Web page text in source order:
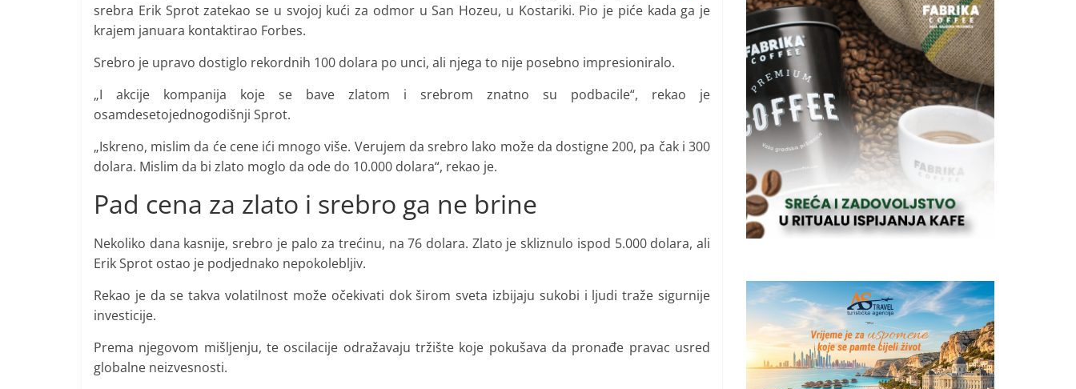
srebra Erik Sprot zatekao se u svojoj kući za odmor u San Hozeu, u Kostariki. Pio je piće kada ga je
krajem januara kontaktirao Forbes.
Srebro je upravo dostiglo rekordnih 100 dolara po unci, ali njega to nije posebno impresioniralo.
„I akcije kompanija koje se bave zlatom i srebrom znatno su podbacile“, rekao je
osamdesetojednogodišnji Sprot.
„Iskreno, mislim da će cene ići mnogo više. Verujem da srebro lako može da dostigne 200, pa čak i 300
dolara. Mislim da bi zlato moglo da ode do 10.000 dolara“, rekao je.
Pad cena za zlato i srebro ga ne brine
Nekoliko dana kasnije, srebro je palo za trećinu, na 76 dolara. Zlato je skliznulo ispod 5.000 dolara, ali
Erik Sprot ostao je podjednako nepokolebljiv.
Rekao je da se takva volatilnost može očekivati dok širom sveta izbijaju sukobi i ljudi traže sigurnije
investicije.
Prema njegovom mišljenju, te oscilacije odražavaju tržište koje pokušava da pronađe pravac usred
globalne neizvesnosti.